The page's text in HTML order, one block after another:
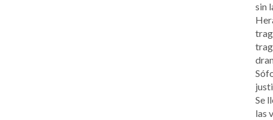
sin
Se
las